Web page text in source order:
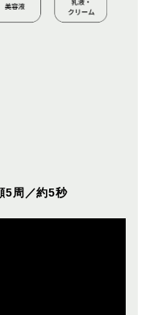
5周／約5秒